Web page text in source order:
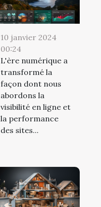
10 janvier 2024
00:24
L'ère numérique a
transformé la
façon dont nous
abordons la
visibilité en ligne et
la performance
des sites...